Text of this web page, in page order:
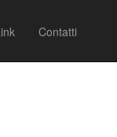
Contatti